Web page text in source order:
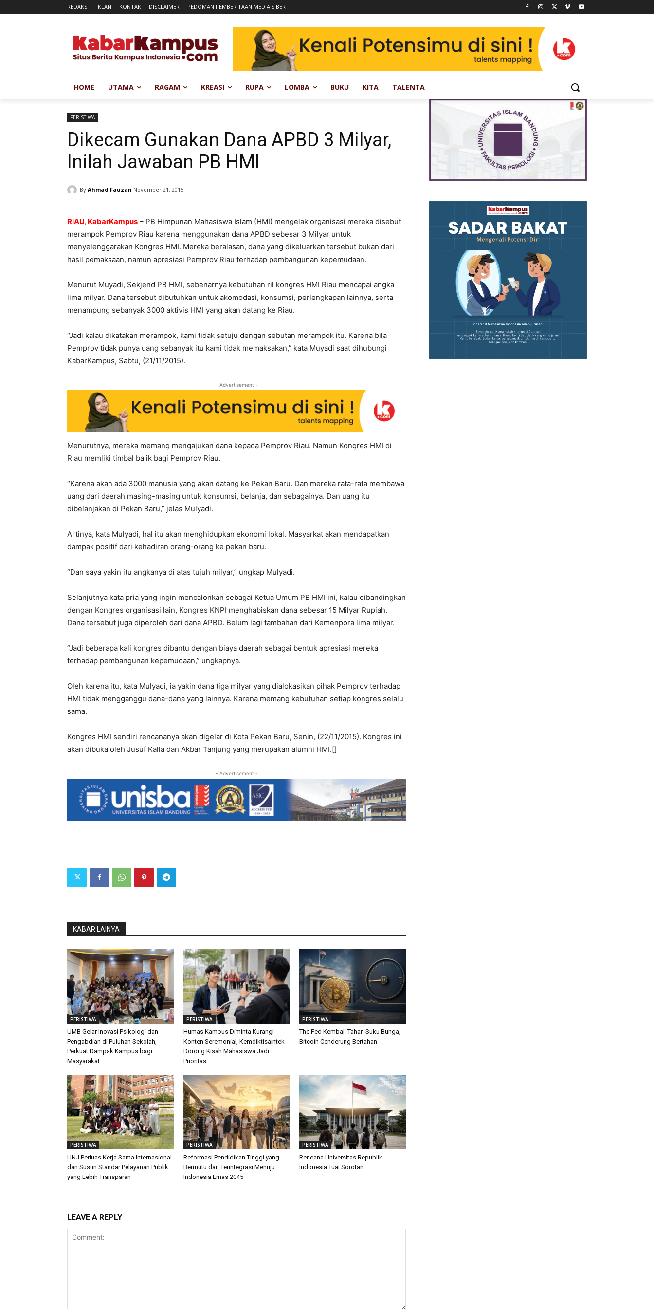
REDAKSI IKLAN KONTAK DISCLAIMER PEDOMAN PEMBERITAAN MEDIA SIBER
HOME UTAMA RAGAM KREASI RUPA LOMBA BUKU KITA TALENTA
PERISTIWA
Dikecam Gunakan Dana APBD 3 Milyar,
Inilah Jawaban PB HMI
By Ahmad Fauzan November 21, 2015
RIAU, KabarKampus – PB Himpunan Mahasiswa Islam (HMI) mengelak organisasi mereka disebut
merampok Pemprov Riau karena menggunakan dana APBD sebesar 3 Milyar untuk
menyelenggarakan Kongres HMI. Mereka beralasan, dana yang dikeluarkan tersebut bukan dari
hasil pemaksaan, namun apresiasi Pemprov Riau terhadap pembangunan kepemudaan.
Menurut Muyadi, Sekjend PB HMI, sebenarnya kebutuhan ril kongres HMI Riau mencapai angka
lima milyar. Dana tersebut dibutuhkan untuk akomodasi, konsumsi, perlengkapan lainnya, serta
menampung sebanyak 3000 aktivis HMI yang akan datang ke Riau.
“Jadi kalau dikatakan merampok, kami tidak setuju dengan sebutan merampok itu. Karena bila
Pemprov tidak punya uang sebanyak itu kami tidak memaksakan,” kata Muyadi saat dihubungi
KabarKampus, Sabtu, (21/11/2015).
- Advertisement -
Menurutnya, mereka memang mengajukan dana kepada Pemprov Riau. Namun Kongres HMI di
Riau memliki timbal balik bagi Pemprov Riau.
“Karena akan ada 3000 manusia yang akan datang ke Pekan Baru. Dan mereka rata-rata membawa
uang dari daerah masing-masing untuk konsumsi, belanja, dan sebagainya. Dan uang itu
dibelanjakan di Pekan Baru,” jelas Mulyadi.
Artinya, kata Mulyadi, hal itu akan menghidupkan ekonomi lokal. Masyarkat akan mendapatkan
dampak positif dari kehadiran orang-orang ke pekan baru.
“Dan saya yakin itu angkanya di atas tujuh milyar,” ungkap Mulyadi.
Selanjutnya kata pria yang ingin mencalonkan sebagai Ketua Umum PB HMI ini, kalau dibandingkan
dengan Kongres organisasi lain, Kongres KNPI menghabiskan dana sebesar 15 Milyar Rupiah.
Dana tersebut juga diperoleh dari dana APBD. Belum lagi tambahan dari Kemenpora lima milyar.
“Jadi beberapa kali kongres dibantu dengan biaya daerah sebagai bentuk apresiasi mereka
terhadap pembangunan kepemudaan,” ungkapnya.
Oleh karena itu, kata Mulyadi, ia yakin dana tiga milyar yang dialokasikan pihak Pemprov terhadap
HMI tidak mengganggu dana-dana yang lainnya. Karena memang kebutuhan setiap kongres selalu
sama.
Kongres HMI sendiri rencananya akan digelar di Kota Pekan Baru, Senin, (22/11/2015). Kongres ini
akan dibuka oleh Jusuf Kalla dan Akbar Tanjung yang merupakan alumni HMI.[]
- Advertisement -
KABAR LAINYA
PERISTIWA
UMB Gelar Inovasi Psikologi dan
Pengabdian di Puluhan Sekolah,
Perkuat Dampak Kampus bagi
Masyarakat
PERISTIWA
Humas Kampus Diminta Kurangi
Konten Seremonial, Kemdiktisaintek
Dorong Kisah Mahasiswa Jadi
Prioritas
PERISTIWA
The Fed Kembali Tahan Suku Bunga,
Bitcoin Cenderung Bertahan
PERISTIWA
UNJ Perluas Kerja Sama Internasional
dan Susun Standar Pelayanan Publik
yang Lebih Transparan
PERISTIWA
Reformasi Pendidikan Tinggi yang
Bermutu dan Terintegrasi Menuju
Indonesia Emas 2045
PERISTIWA
Rencana Universitas Republik
Indonesia Tuai Sorotan
LEAVE A REPLY